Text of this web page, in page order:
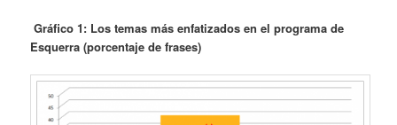
Gráfico 1: Los temas más enfatizados en el programa de
Esquerra (porcentaje de frases)